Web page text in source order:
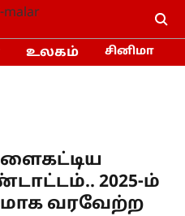
உலகம் சினிமா
2025-ம்
வரவேற்ற